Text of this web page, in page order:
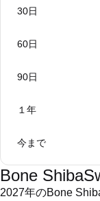
30日
60日
90日
１年
今まで
Bone
2027年のBone